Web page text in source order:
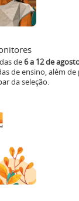
de6 a 12 de
de ensino, além de
da seleção.